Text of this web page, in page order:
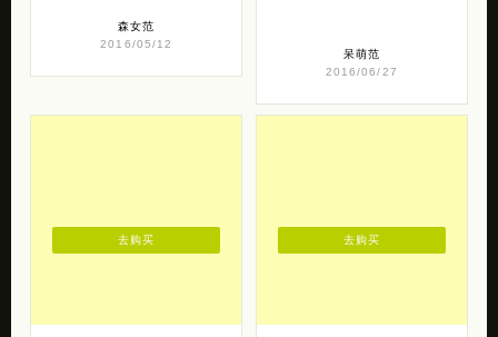
森女范
2016/05/12
呆萌范
2016/06/27
去购买 去购买